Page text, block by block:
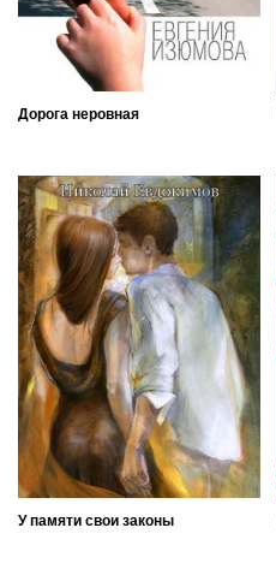
Дорога неровная
У памяти свои законы